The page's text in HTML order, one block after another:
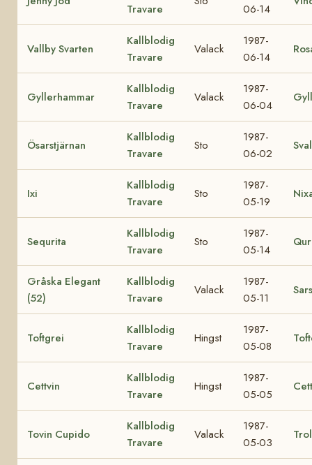
Travare 06-14
Vallby Svarten
Kallblodig
Travare
Valack
1987-
06-14
Gyllerhammar
Kallblodig
Travare
Valack
1987-
06-04
Ösarstjärnan
Kallblodig
Travare
Sto
1987-
06-02
Ixi
Kallblodig
Travare
Sto
1987-
05-19
Sequrita
Kallblodig
Travare
Sto
1987-
05-14
Gråska Elegant
(52)
Kallblodig
Travare
Valack
1987-
05-11
Toftgrei
Kallblodig
Travare
Hingst
1987-
05-08
Cettvin
Kallblodig
Travare
Hingst
1987-
05-05
Tovin Cupido
Kallblodig
Travare
Valack
1987-
05-03